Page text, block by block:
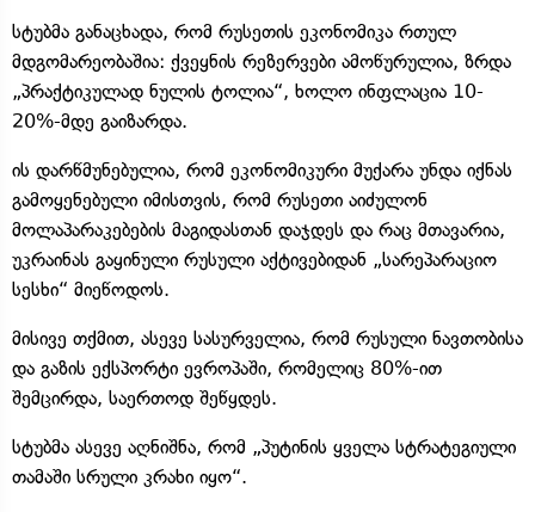
სტუბმა განაცხადა, რომ რუსეთის ეკონომიკა რთულ
მდგომარეობაშია: ქვეყნის რეზერვები ამოწურულია, ზრდა
„პრაქტიკულად ნულის ტოლია“, ხოლო ინფლაცია 10-
20%-მდე გაიზარდა.
ის დარწმუნებულია, რომ ეკონომიკური მუქარა უნდა იქნას
გამოყენებული იმისთვის, რომ რუსეთი აიძულონ
მოლაპარაკებების მაგიდასთან დაჯდეს და რაც მთავარია,
უკრაინას გაყინული რუსული აქტივებიდან „სარეპარაციო
სესხი“ მიეწოდოს.
მისივე თქმით, ასევე სასურველია, რომ რუსული ნავთობისა
და გაზის ექსპორტი ევროპაში, რომელიც 80%-ით
შემცირდა, საერთოდ შეწყდეს.
სტუბმა ასევე აღნიშნა, რომ „პუტინის ყველა სტრატეგიული
თამაში სრული კრახი იყო“.